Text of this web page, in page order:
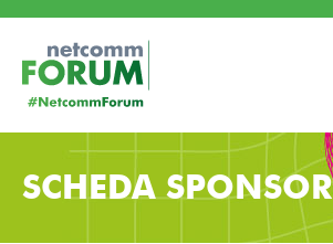
SCHEDA SPONSOR